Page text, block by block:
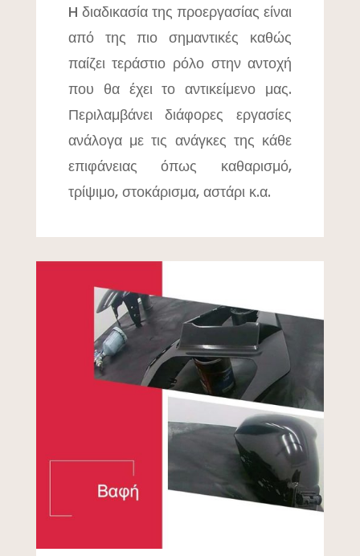
H διαδικασία της προεργασίας είναι
από της πιο σημαντικές καθώς
παίζει τεράστιο ρόλο στην αντοχή
που θα έχει το αντικείμενο μας.
Περιλαμβάνει διάφορες εργασίες
ανάλογα με τις ανάγκες της κάθε
επιφάνειας όπως καθαρισμό,
τρίψιμο, στοκάρισμα, αστάρι κ.α.